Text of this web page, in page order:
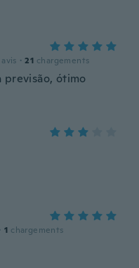
avis · 21 chargements
ótimo
· 1 chargements